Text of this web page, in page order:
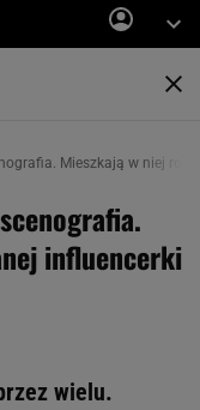
Mieszkają w niej
influencerki
wielu.